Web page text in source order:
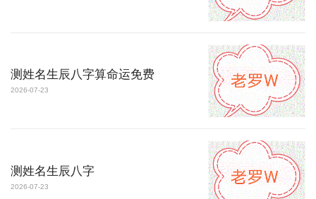
测姓名生辰八字算命运免费
2026-07-23
测姓名生辰八字
2026-07-23